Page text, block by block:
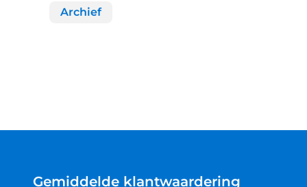
Archief
Gemiddelde klantwaardering